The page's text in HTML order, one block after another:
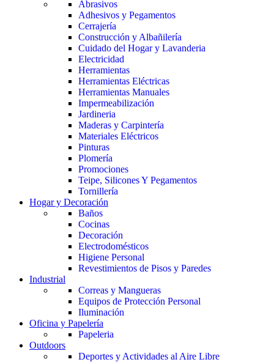
Abrasivos
Adhesivos y Pegamentos
Cerrajería
Construcción y Albañilería
Cuidado del Hogar y Lavanderia
Electricidad
Herramientas
Herramientas Eléctricas
Herramientas Manuales
Impermeabilización
Jardineria
Maderas y Carpintería
Materiales Eléctricos
Pinturas
Plomería
Promociones
Teipe, Silicones Y Pegamentos
Tornillería
Hogar y Decoración
Baños
Cocinas
Decoración
Electrodomésticos
Higiene Personal
Revestimientos de Pisos y Paredes
Industrial
Correas y Mangueras
Equipos de Protección Personal
Iluminación
Oficina y Papelería
Papeleria
Outdoors
Deportes y Actividades al Aire Libre